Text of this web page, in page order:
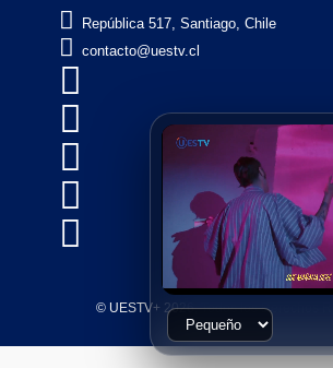
 República 517, Santiago, Chile
 contacto@uestv.cl





© UESTV+ 2026, Todos los Derechos